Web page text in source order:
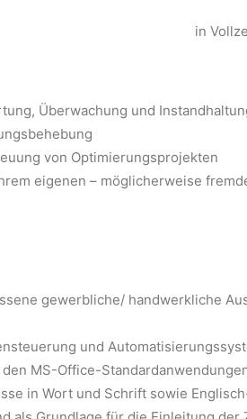
in
Überwachung und
von Optimierungsprojekten
eigenen – möglicherweise
gewerbliche/ handwerkliche
und
MS-Office-
in Wort und Schrift sowie